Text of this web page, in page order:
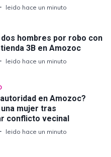
leido hace un minuto
dos hombres por robo con
3B en Amozoc
leido hace un minuto
en Amozoc?
mujer tras
conflicto vecinal
leido hace un minuto